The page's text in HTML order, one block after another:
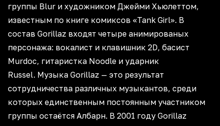
группы Blur и художником Джейми Хьюлеттом,
известным по книге комиксов «Tank Girl». В
состав Gorillaz входят четыре анимированых
персонажа: вокалист и клавишник 2D, басист
Murdoc, гитаристка Noodle и ударник
Russel. Музыка Gorillaz — это результат
сотрудничества различных музыкантов, среди
которых единственным постоянным участником
группы остаётся Албарн. В 2001 году Gorillaz